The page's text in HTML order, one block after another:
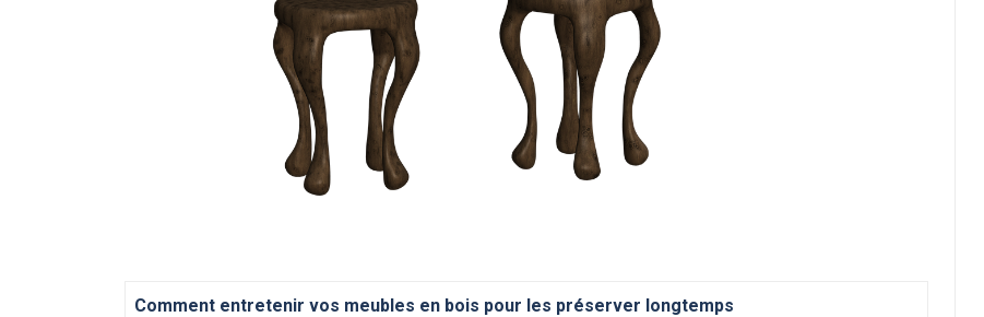
Comment entretenir vos meubles en bois pour les préserver longtemps